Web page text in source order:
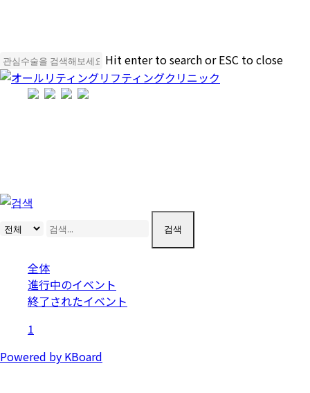
content
Hit enter to search or ESC to close
Close
Search
검색
全体
進行中のイベント
終了されたイベント
1
Powered by KBoard